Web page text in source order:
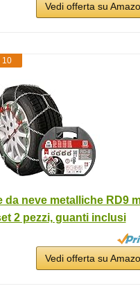
Vedi offerta su
10
da neve metalliche RD9
2 pezzi, guanti inclusi
Vedi offerta su